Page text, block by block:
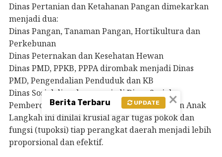
Dinas Pertanian dan Ketahanan Pangan dimekarkan
menjadi dua:
Dinas Pangan, Tanaman Pangan, Hortikultura dan
Perkebunan
Dinas Peternakan dan Kesehatan Hewan
Dinas PMD, PPKB, PPPA dirombak menjadi Dinas
PMD, Pengendalian Penduduk dan KB
Dinas Sosial diperluas menjadi Dinas Sosial,
Pemberdayaan Perempuan dan Perlindungan Anak
Langkah ini dinilai krusial agar tugas pokok dan
fungsi (tupoksi) tiap perangkat daerah menjadi lebih
proporsional dan efektif.
×
Berita Terbaru UPDATE